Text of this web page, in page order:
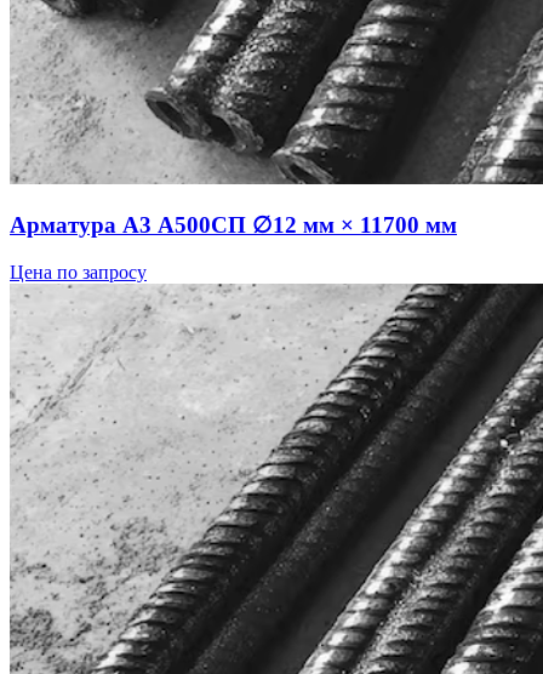
Арматура А3 А500СП ∅12 мм × 11700 мм
Цена по запросу